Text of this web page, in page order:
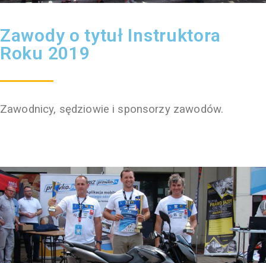
Zawody o tytuł Instruktora
Roku 2019
Zawodnicy, sędziowie i sponsorzy zawodów.